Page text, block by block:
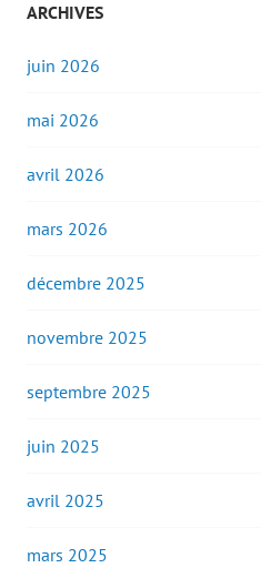
ARCHIVES
juin 2026
mai 2026
avril 2026
mars 2026
décembre 2025
novembre 2025
septembre 2025
juin 2025
avril 2025
mars 2025